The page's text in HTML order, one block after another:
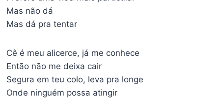
Mas não dá
Mas dá pra tentar
Cê é meu alicerce, já me conhece
Então não me deixa cair
Segura em teu colo, leva pra longe
Onde ninguém possa atingir